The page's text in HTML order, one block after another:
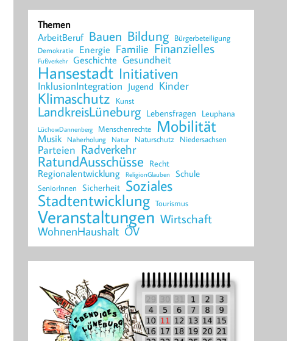
Themen
ArbeitBeruf Bauen Bildung Bürgerbeteiligung
Demokratie Energie Familie Finanzielles
Fußverkehr Geschichte Gesundheit
Hansestadt Initiativen
InklusionIntegration Jugend Kinder
Klimaschutz Kunst
LandkreisLüneburg Lebensfragen Leuphana
LüchowDannenberg Menschenrechte Mobilität
Musik Naherholung Natur Naturschutz Niedersachsen
Parteien Radverkehr
RatundAusschüsse Recht
Regionalentwicklung ReligionGlauben Schule
SeniorInnen Sicherheit Soziales
Stadtentwicklung Tourismus
Veranstaltungen Wirtschaft
WohnenHaushalt ÖV